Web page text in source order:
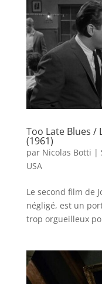
Too Late Blues /
(1961)
par Nicolas Botti |
USA
Le second film de
négligé, est un
trop orgueilleux